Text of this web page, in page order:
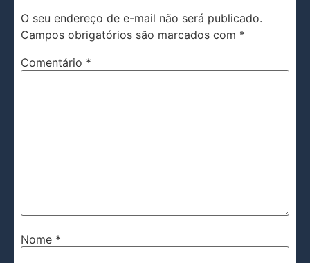
O seu endereço de e-mail não será publicado.
Campos obrigatórios são marcados com *
Comentário *
Nome *